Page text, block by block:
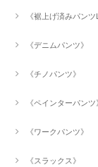
《裾上げ済みパン
《デニムパンツ》
《チノパンツ》
《ペインターパンツ
《ワークパンツ》
《スラックス》